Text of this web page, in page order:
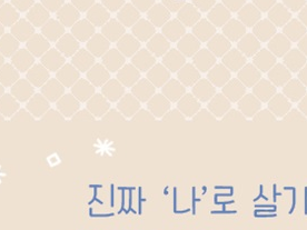
수를 늘릴 것
으려 노력할 것
행복할 것
무엇인지 생각할 것
백과 바보비용을 둘 것
신은 당신을 이해할 것
에 관심을 가질 것